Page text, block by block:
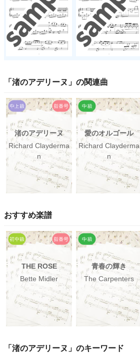
「 渚のアデリーヌ 」の関連曲
渚のアデリーヌ
Richard Clayderma
n
愛のオルゴール
Richard Clayderma
n
おすすめ楽譜
THE ROSE
Bette Midler
青春の輝き
The Carpenters
「 渚のアデリーヌ 」のキーワード